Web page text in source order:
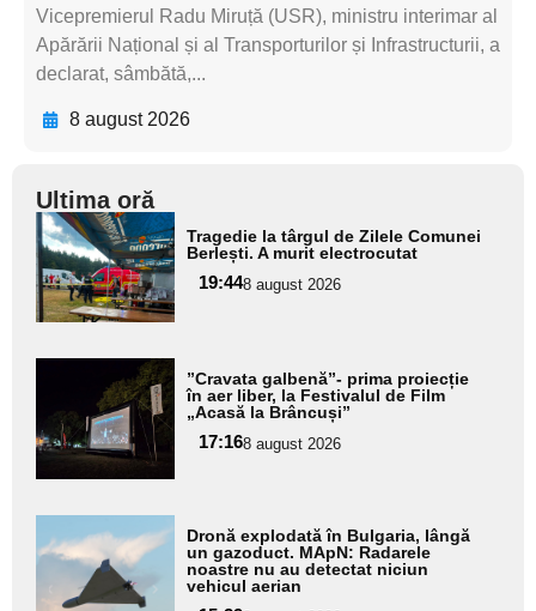
Vicepremierul Radu Miruță (USR), ministru interimar al
Apărării Național și al Transporturilor și Infrastructurii, a
declarat, sâmbătă,...
8 august 2026
Ultima oră
Adaugă
aici textul
pentru
subtitlu
Tragedie la târgul de Zilele Comunei
Berlești. A murit electrocutat
19:448 august 2026
Adaugă
aici textul
pentru
subtitlu
”Cravata galbenă”- prima proiecție
în aer liber, la Festivalul de Film
„Acasă la Brâncuși”
17:168 august 2026
Adaugă
aici textul
pentru
Dronă explodată în Bulgaria, lângă
un gazoduct. MApN: Radarele
noastre nu au detectat niciun
vehicul aerian